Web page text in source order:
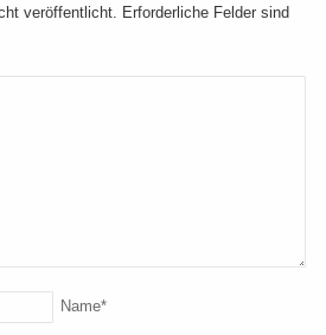
veröffentlicht. Erforderliche Felder sind
Name*